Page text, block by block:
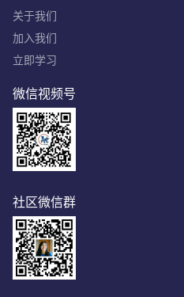
关于我们
加入我们
立即学习
微信视频号
社区微信群